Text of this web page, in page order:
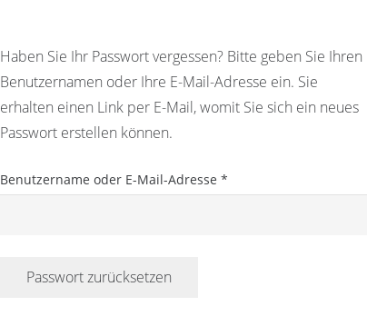
Haben Sie Ihr Passwort vergessen? Bitte geben Sie Ihren
Benutzernamen oder Ihre E-Mail-Adresse ein. Sie
erhalten einen Link per E-Mail, womit Sie sich ein neues
Passwort erstellen können.
Benutzername oder E-Mail-Adresse *
Passwort zurücksetzen